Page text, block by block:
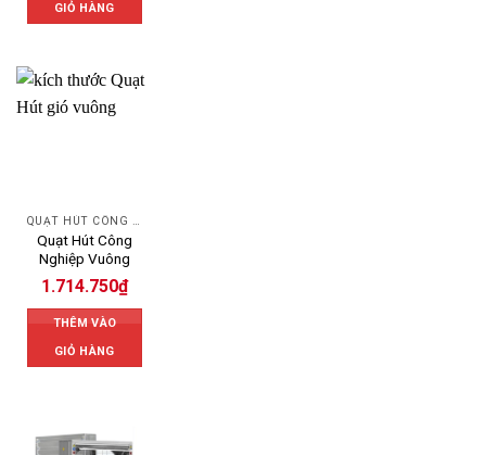
GIỎ HÀNG
Quạt Hút Công
Nghiệp Vuông
1.714.750₫
THÊM VÀO
GIỎ HÀNG